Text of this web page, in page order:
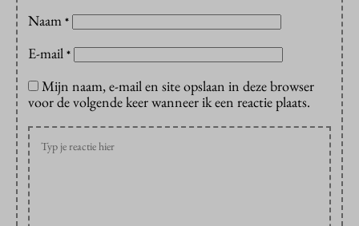
Naam *
E-mail *
Mijn naam, e-mail en site opslaan in deze browser
voor de volgende keer wanneer ik een reactie plaats.